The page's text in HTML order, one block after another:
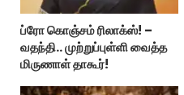
ப்ரோ கொஞ்சம் ரிலாக்ஸ்! –
வதந்தி.. முற்றுப்புள்ளி வைத்த
மிருணாள் தாகூர்!